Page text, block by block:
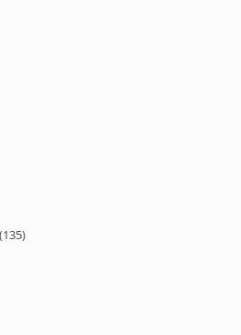
(135)